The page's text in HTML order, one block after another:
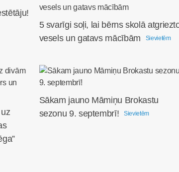
5 svarīgi soļi, lai bērns skolā
vesels un gatavs mācībām
Sievietēm
Sākam jauno Māmiņu Brokastu
sezonu 9. septembrī!
Sievietēm